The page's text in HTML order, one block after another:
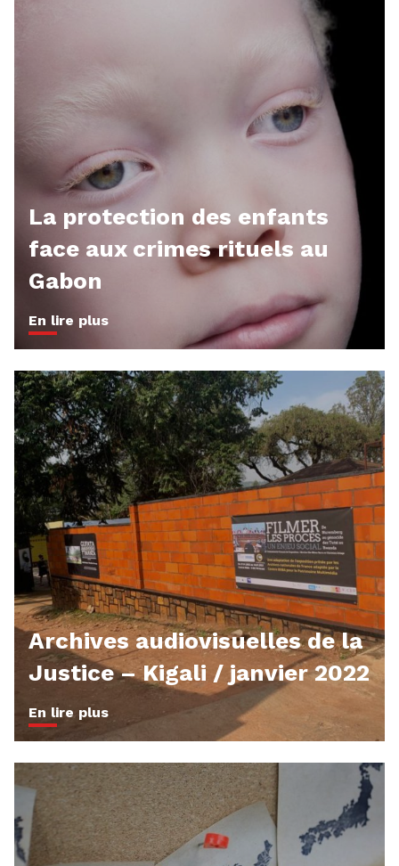
La protection des enfants
face aux crimes rituels au
Gabon
En lire plus
Archives audiovisuelles de la
Justice – Kigali / janvier 2022
En lire plus